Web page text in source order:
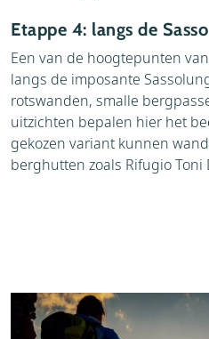
Etappe 4: langs de
Een van de hoogtepunten
langs de imposante
rotswanden, smalle
uitzichten bepalen hier het
gekozen variant kunnen
berghutten zoals Rifugio Toni